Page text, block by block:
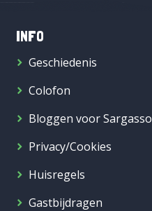
INFO
Geschiedenis
Colofon
Bloggen voor Sargasso
Privacy/Cookies
Huisregels
Gastbijdragen